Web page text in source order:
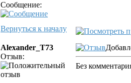
Сообщение:
Вернуться к началу
Alexander_T73
Отзыв:
Без